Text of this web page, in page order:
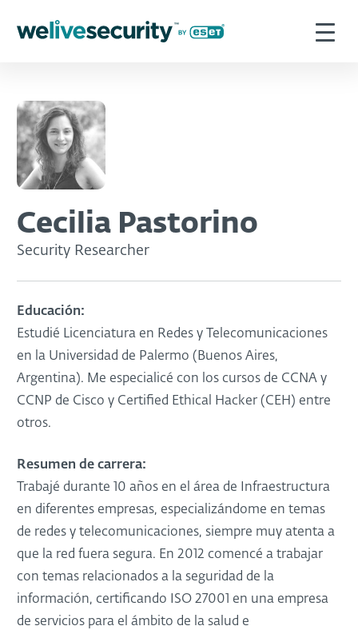
Cecilia Pastorino
Security Researcher
Educación:
Estudié Licenciatura en Redes y Telecomunicaciones
en la Universidad de Palermo (Buenos Aires,
Argentina). Me especialicé con los cursos de CCNA y
CCNP de Cisco y Certified Ethical Hacker (CEH) entre
otros.
Resumen de carrera:
Trabajé durante 10 años en el área de Infraestructura
en diferentes empresas, especializándome en temas
de redes y telecomunicaciones, siempre muy atenta a
que la red fuera segura. En 2012 comencé a trabajar
con temas relacionados a la seguridad de la
información, certificando ISO 27001 en una empresa
de servicios para el ámbito de la salud e